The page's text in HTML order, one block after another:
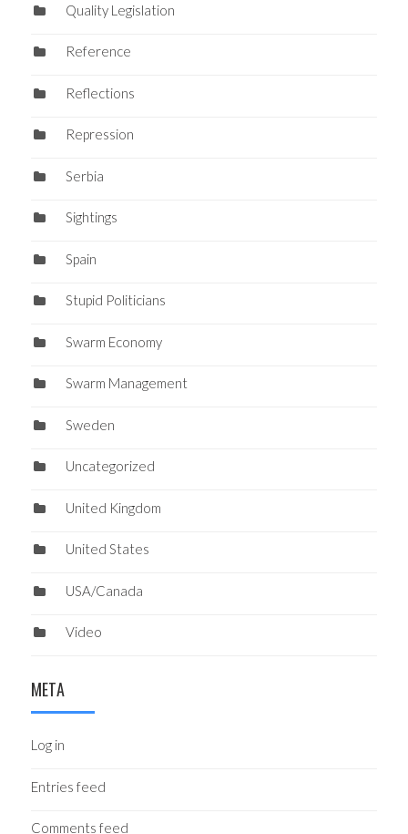
Quality Legislation
Reference
Reflections
Repression
Serbia
Sightings
Spain
Stupid Politicians
Swarm Economy
Swarm Management
Sweden
Uncategorized
United Kingdom
United States
USA/Canada
Video
META
Log in
Entries feed
Comments feed